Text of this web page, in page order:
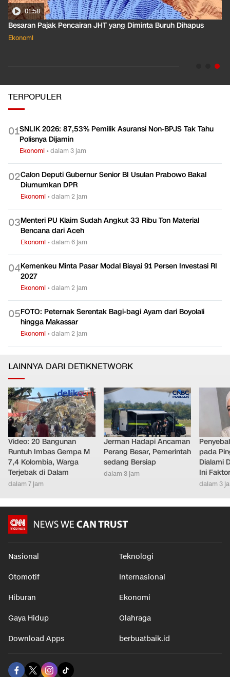
01:58
Besaran Pajak Pencairan JHT yang Diminta Buruh Dihapus
Ekonomi
TERPOPULER
01SNLIK 2026: 87,53% Pemilik Asuransi Non-BPJS Tak Tahu
Polisnya Dijamin
Ekonomi •dalam 3 jam
02Calon Deputi Gubernur Senior BI Usulan Prabowo Bakal
Diumumkan DPR
Ekonomi •dalam 2 jam
03Menteri PU Klaim Sudah Angkut 33 Ribu Ton Material
Bencana dari Aceh
Ekonomi •dalam 6 jam
04Kemenkeu Minta Pasar Modal Biayai 91 Persen Investasi RI
2027
Ekonomi •dalam 2 jam
05FOTO: Peternak Serentak Bagi-bagi Ayam dari Boyolali
hingga Makassar
Ekonomi •dalam 2 jam
LAINNYA DARI DETIKNETWORK
Video: 20 Bangunan
Runtuh Imbas Gempa M
7,4 Kolombia, Warga
Terjebak di Dalam
dalam 7 jam
Jerman Hadapi Ancaman
Perang Besar, Pemerintah
sedang Bersiap
dalam 3 jam
pada
Dialami
Ini
dalam 3
Nasional Teknologi
Otomotif Internasional
Hiburan Ekonomi
Gaya Hidup Olahraga
Download Apps berbuatbaik.id